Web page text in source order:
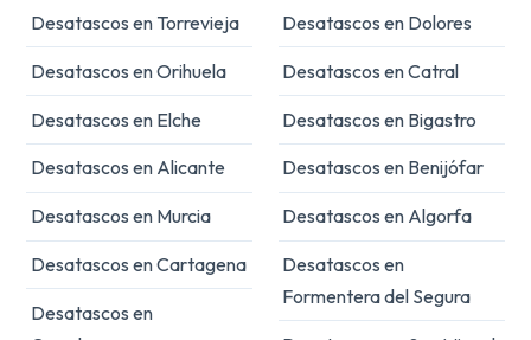
Desatascos en Torrevieja
Desatascos en Orihuela
Desatascos en Elche
Desatascos en Alicante
Desatascos en Murcia
Desatascos en Cartagena
Desatascos en
Desatascos en Dolores
Desatascos en Catral
Desatascos en Bigastro
Desatascos en Benijófar
Desatascos en Algorfa
Desatascos en
Formentera del Segura